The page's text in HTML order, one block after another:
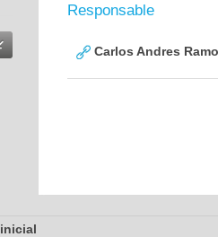
Responsable
Carlos Andres